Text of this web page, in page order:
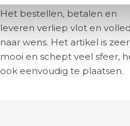
Het bestellen, betalen en
leveren verliep vlot en
naar wens. Het artikel is zeer
mooi en schept veel sfeer,
ook eenvoudig te plaatsen.